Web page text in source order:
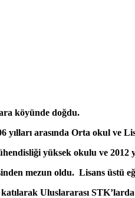
köyünde doğdu.
yılları arasında Orta okul ve
yüksek okulu ve 2012
mezun oldu. Lisans üstü
katılarak Uluslararası